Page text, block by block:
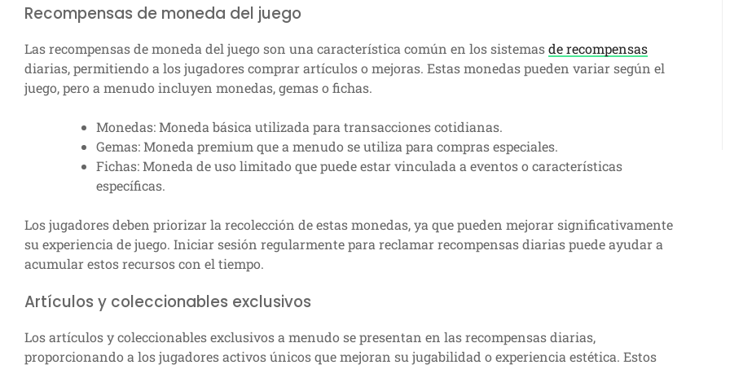
Recompensas de moneda del juego
Las recompensas de moneda del juego son una característica común en los sistemasde recompensas
diarias, permitiendo a los jugadores comprar artículos o mejoras. Estas monedas pueden variar según el
juego, pero a menudo incluyen monedas, gemas o fichas.
Monedas: Moneda básica utilizada para transacciones cotidianas.
Gemas: Moneda premium que a menudo se utiliza para compras especiales.
Fichas: Moneda de uso limitado que puede estar vinculada a eventos o características
específicas.
Los jugadores deben priorizar la recolección de estas monedas, ya que pueden mejorar significativamente
su experiencia de juego. Iniciar sesión regularmente para reclamar recompensas diarias puede ayudar a
acumular estos recursos con el tiempo.
Artículos y coleccionables exclusivos
Los artículos y coleccionables exclusivos a menudo se presentan en las recompensas diarias,
proporcionando a los jugadores activos únicos que mejoran su jugabilidad o experiencia estética. Estos